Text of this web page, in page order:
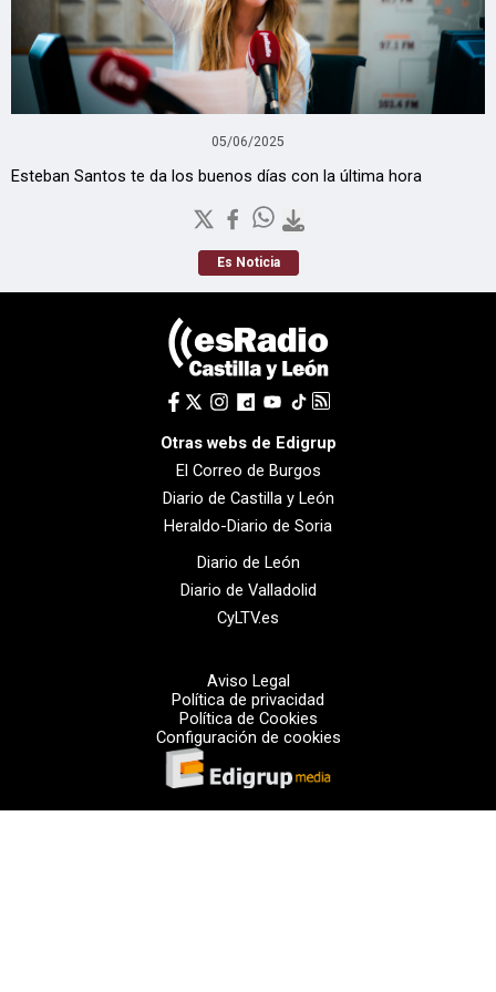
05/06/2025
Esteban Santos te da los buenos días con la última hora
Es Noticia
Otras webs de Edigrup
El Correo de Burgos
Diario de Castilla y León
Heraldo-Diario de Soria
Diario de León
Diario de Valladolid
CyLTV.es
Aviso Legal
Política de privacidad
Política de Cookies
Configuración de cookies